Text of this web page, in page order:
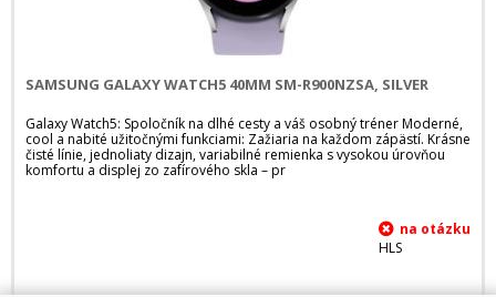
SAMSUNG GALAXY WATCH5 40MM SM-R900NZSA, SILVER
Galaxy Watch5: Spoločník na dlhé cesty a váš osobný tréner Moderné,
cool a nabité užitočnými funkciami: Zažiaria na každom zápästí. Krásne
čisté línie, jednoliaty dizajn, variabilné remienka s vysokou úrovňou
komfortu a displej zo zafírového skla – pr
HLS